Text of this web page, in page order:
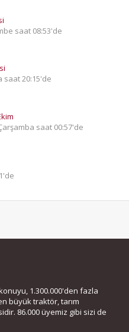
saat 08:53'de
saat 20:15'de
saat 00:57'de
1.300.000'den fazla
büyük traktör, tarım
86.000 üyemiz gibi sizi de